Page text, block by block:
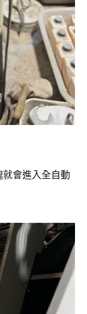
會進入全自動